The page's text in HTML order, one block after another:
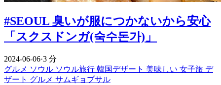
#SEOUL 臭いが服につかないから安心
「スクスドンガ(숙수돈가)」
2024-06-06·3 分
グルメ ソウル ソウル旅行 韓国デザート 美味しい 女子旅 デ
ザート グルメ サムギョプサル